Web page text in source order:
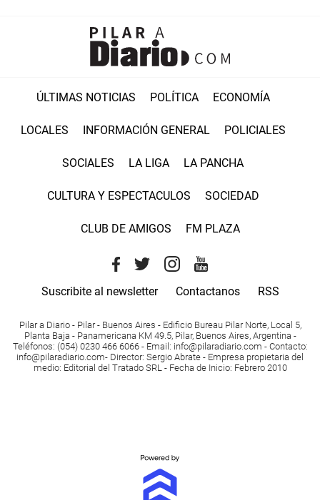
ÚLTIMAS NOTICIAS POLÍTICA ECONOMÍA
LOCALES INFORMACIÓN GENERAL POLICIALES
SOCIALES LA LIGA LA PANCHA
CULTURA Y ESPECTACULOS SOCIEDAD
CLUB DE AMIGOS FM PLAZA
Suscribite al newsletter Contactanos RSS
Pilar a Diario - Pilar - Buenos Aires - Edificio Bureau Pilar Norte, Local 5,
Planta Baja - Panamericana KM 49.5, Pilar, Buenos Aires, Argentina -
Teléfonos: (054) 0230 466 6066 - Email : info@pilaradiario.com - Contacto:
info@pilaradiario.com- Director: Sergio Abrate - Empresa propietaria del
medio: Editorial del Tratado SRL - Fecha de Inicio: Febrero 2010